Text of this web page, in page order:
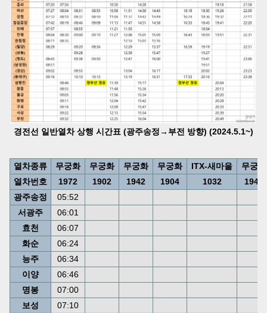
경전선 일반열차 상행 시간표 (광주송정→부전 방향) (2024.5.1~)
열차종류 무궁화 무궁화 무궁화 무궁화 ITX-새마을
무궁화
열차번호
1972 1902 1942 1904 1032
1944
광주송정
05:52
서광주
06:01
효천
06:07
화순
06:24
능주
06:34
이양
06:46
명봉
07:00
보성
07:10